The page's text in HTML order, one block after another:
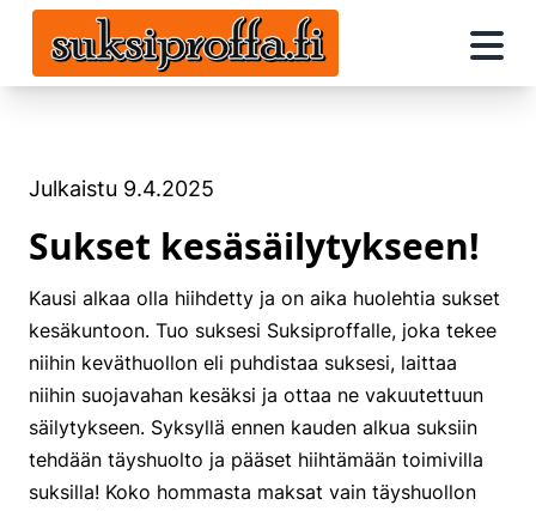
Julkaistu 9.4.2025
Sukset kesäsäilytykseen!
Kausi alkaa olla hiihdetty ja on aika huolehtia sukset
kesäkuntoon. Tuo suksesi Suksiproffalle, joka tekee
niihin keväthuollon eli puhdistaa suksesi, laittaa
niihin suojavahan kesäksi ja ottaa ne vakuutettuun
säilytykseen. Syksyllä ennen kauden alkua suksiin
tehdään täyshuolto ja pääset hiihtämään toimivilla
suksilla! Koko hommasta maksat vain täyshuollon